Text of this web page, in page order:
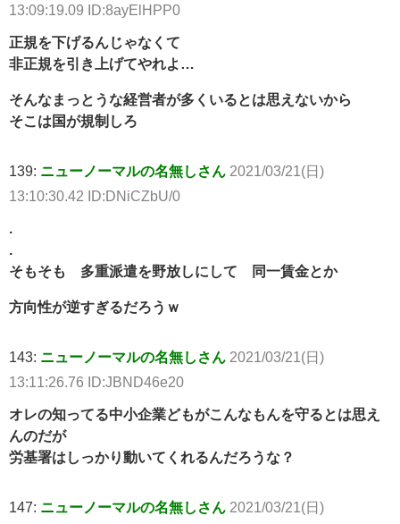
13:09:19.09 ID:8ayElHPP0
正規を下げるんじゃなくて
非正規を引き上げてやれよ…
そんなまっとうな経営者が多くいるとは思えないから
そこは国が規制しろ
139: ニューノーマルの名無しさん 2021/03/21(日)
13:10:30.42 ID:DNiCZbU/0
.
.
そもそも 多重派遣を野放しにして 同一賃金とか
方向性が逆すぎるだろうｗ
143: ニューノーマルの名無しさん 2021/03/21(日)
13:11:26.76 ID:JBND46e20
オレの知ってる中小企業どもがこんなもんを守るとは思え
んのだが
労基署はしっかり動いてくれるんだろうな？
147: ニューノーマルの名無しさん 2021/03/21(日)